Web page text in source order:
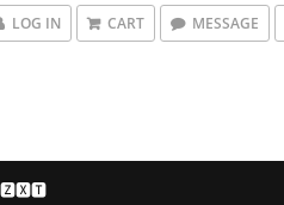
LOG IN CART MESSAGE